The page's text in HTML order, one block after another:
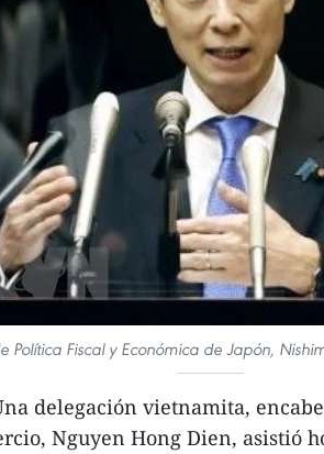
Política Fiscal y Económica de Japón,
delegación vietnamita,
Nguyen Hong Dien, asistió